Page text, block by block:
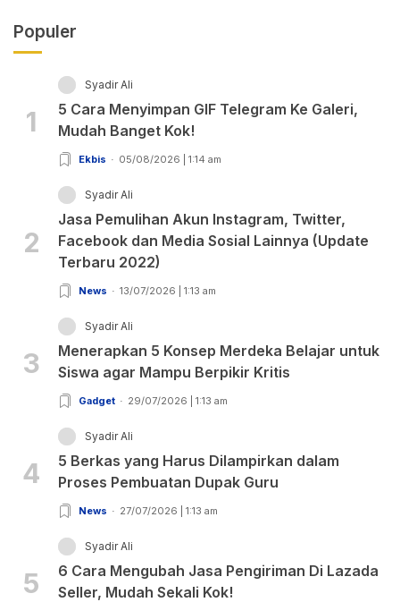
Populer
1
Syadir Ali
5 Cara Menyimpan GIF Telegram Ke Galeri,
Mudah Banget Kok!
Ekbis 05/08/2026 | 1:14 am
2
Syadir Ali
Jasa Pemulihan Akun Instagram, Twitter,
Facebook dan Media Sosial Lainnya (Update
Terbaru 2022)
News 13/07/2026 | 1:13 am
3
Syadir Ali
Menerapkan 5 Konsep Merdeka Belajar untuk
Siswa agar Mampu Berpikir Kritis
Gadget 29/07/2026 | 1:13 am
4
Syadir Ali
5 Berkas yang Harus Dilampirkan dalam
Proses Pembuatan Dupak Guru
News 27/07/2026 | 1:13 am
5
Syadir Ali
6 Cara Mengubah Jasa Pengiriman Di Lazada
Seller, Mudah Sekali Kok!